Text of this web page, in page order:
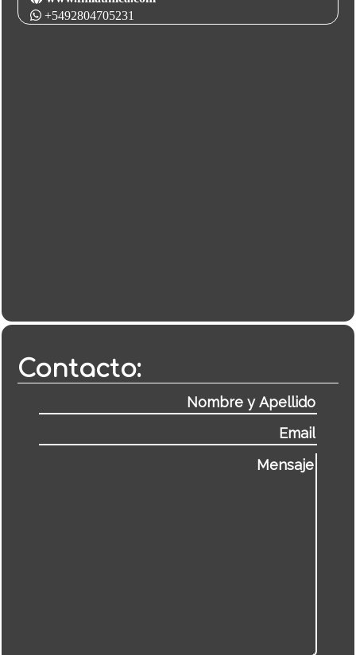
+5492804705231
Contacto: